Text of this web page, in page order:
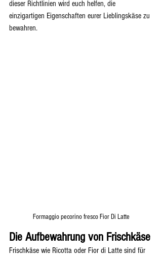
dieser Richtlinien wird euch helfen, die
einzigartigen Eigenschaften eurer Lieblingskäse zu
bewahren.
Formaggio pecorino fresco Fior Di Latte
Die Aufbewahrung von Frischkäse
Frischkäse wie Ricotta oder Fior di Latte sind für